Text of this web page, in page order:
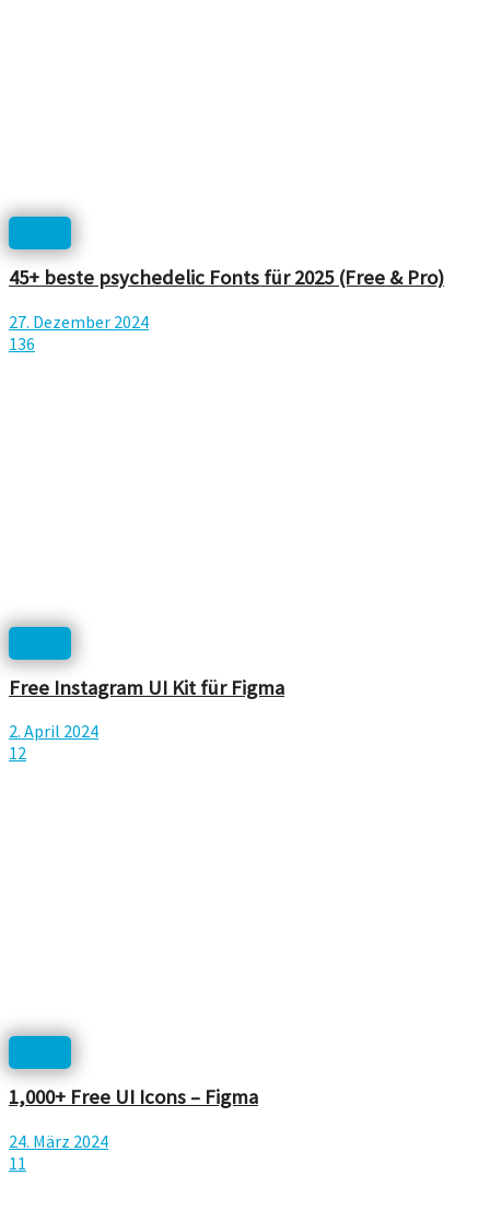
45+ beste psychedelic Fonts für 2025 (Free & Pro)
27. Dezember 2024
136
Free Instagram UI Kit für Figma
2. April 2024
12
1,000+ Free UI Icons – Figma
24. März 2024
11